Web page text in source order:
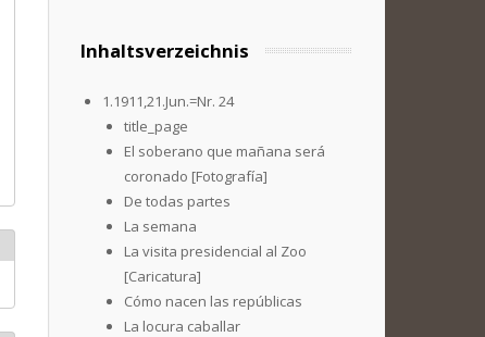
Inhaltsverzeichnis
1.1911,21.Jun.=Nr. 24
title_page
El soberano que mañana será
coronado [Fotografía]
De todas partes
La semana
La visita presidencial al Zoo
[Caricatura]
Cómo nacen las repúblicas
La locura caballar